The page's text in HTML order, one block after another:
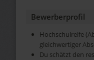
Bewerberprofil
Hochschulreife
gleichwertiger
Du schätzt den